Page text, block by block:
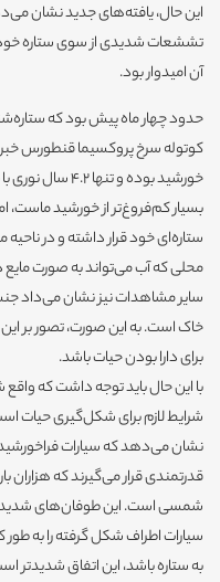
این حال، یافته‌های جدید نشان
تششعات شدیدی از سوی ستاره خود
آن امیدوار بود.
حدود چهار ماه پیش بود که
کوتوله سرخ پروکسیما قنطورس خبر
خورشید بوده و
بسیار کم‌فروغ‌تر از خورشید ماست،
ستاره‌ای خود قرار داشته و در
محلی که آب می‌تواند به صورت مایع
سایر مشاهدات نیز نشان می‌داد
خاک است. به این صورت، تصور بر این
برای دارا بودن حیات باشد.
با این حال باید توجه داشت که
شرایط لازم برای شکل‌گیری حیات
نشان می‌دهد که سیارات
قدرتمندی قرار می‌گیرند که
شمسی است. این طوفان‌های شدید
سیارات اطراف شکل گرفته را به
به ستاره باشد، این اتفاق شدیدتر